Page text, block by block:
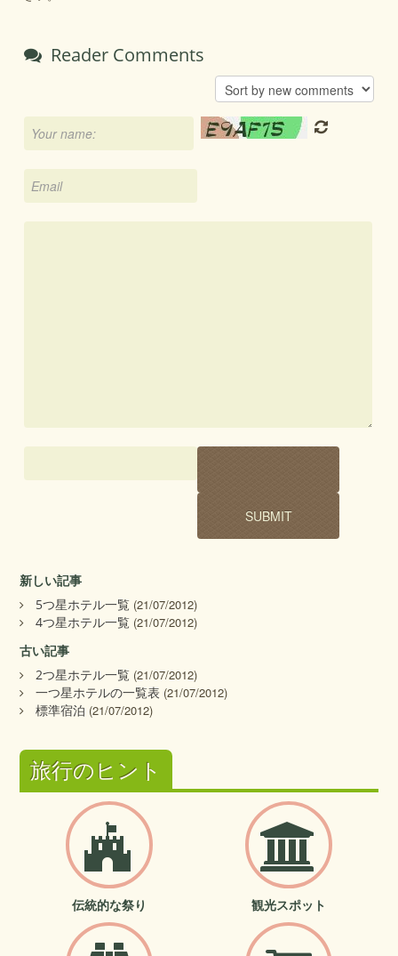
Reader Comments
新しい記事
5つ星ホテル一覧 (21/07/2012)
4つ星ホテル一覧 (21/07/2012)
古い記事
2つ星ホテル一覧 (21/07/2012)
一つ星ホテルの一覧表 (21/07/2012)
標準宿泊 (21/07/2012)
旅行のヒント
伝統的な祭り 観光スポット